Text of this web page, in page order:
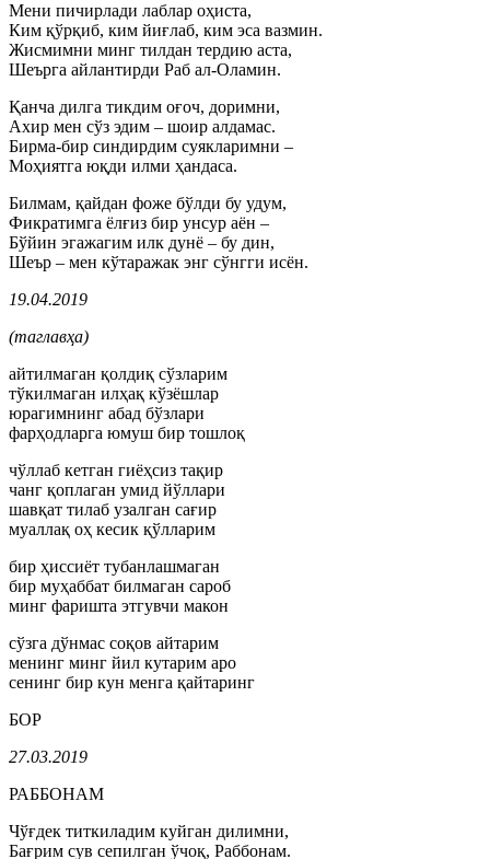
Мени пичирлади лаблар оҳиста,
Ким қўрқиб, ким йиғлаб, ким эса вазмин.
Жисмимни минг тилдан тердию аста,
Шеърга айлантирди Раб ал-Оламин.
Қанча дилга тикдим оғоч, доримни,
Ахир мен сўз эдим – шоир алдамас.
Бирма-бир синдирдим суякларимни –
Моҳиятга юқди илми ҳандаса.
Билмам, қайдан фоже бўлди бу удум,
Фикратимга ёлғиз бир унсур аён –
Бўйин эгажагим илк дунё – бу дин,
Шеър – мен кўтаражак энг сўнгги исён.
19.04.2019
(таглавҳа)
айтилмаган қолдиқ сўзларим
тўкилмаган илҳақ кўзёшлар
юрагимнинг абад бўзлари
фарҳодларга юмуш бир тошлоқ
чўллаб кетган гиёҳсиз тақир
чанг қоплаган умид йўллари
шавқат тилаб узалган сағир
муаллақ оҳ кесик қўлларим
бир ҳиссиёт тубанлашмаган
бир муҳаббат билмаган сароб
минг фаришта этгувчи макон
сўзга дўнмас соқов айтарим
менинг минг йил кутарим аро
сенинг бир кун менга қайтаринг
БОР
27.03.2019
РАББОНАМ
Чўғдек титкиладим куйган дилимни,
Бағрим сув сепилган ўчоқ, Раббонам.